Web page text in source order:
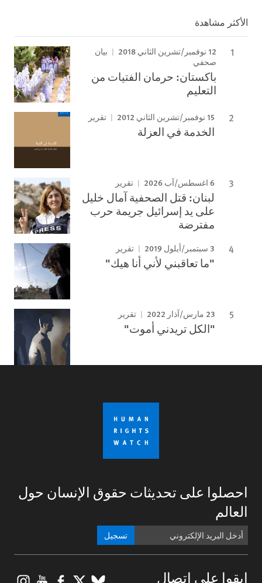
الأكثر مشاهدة
12 نوفمبر/تشرين الثاني 2018
بيان
صحفي
باكستان: حرمان الفتيات من
التعليم
15 نوفمبر/تشرين الثاني 2012 تقرير
الخدمة في العزلة
6 اغسطس/آب 2026 تقرير
لبنان: قتل الصحفية آمال خليل
على يد إسرائيل جريمة حرب
مفترضة
3 سبتمبر/أيلول 2019 تقرير
"ما تعاقبني لأني أنا هيك"
23 مارس/آذار 2022 تقرير
"الكل تريدني أموت"
احصلوا على تحديثات حقوق الإنسان حول
العالم
تسجيل
ابقوا على اتصال